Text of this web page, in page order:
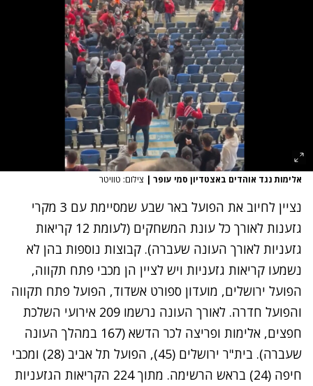
אלימות נגד אוהדים באצטדיון סמי עופר | צילום: טוויטר
נציין לחיוב את הפועל באר שבע שמסיימת עם 3 מקרי
גזענות לאורך כל עונת המשחקים (לעומת 12 קריאות
גזעניות לאורך העונה שעברה). קבוצות נוספות בהן לא
נשמעו קריאות גזעניות ויש לציין הן מכבי פתח תקווה,
הפועל ירושלים, מועדון ספורט אשדוד, הפועל פתח תקווה
והפועל חדרה. לאורך העונה נרשמו 209 אירועי השלכת
חפצים, אלימות ופריצה לכר הדשא (167 במהלך העונה
שעברה). בית"ר ירושלים (45), הפועל תל אביב (28) ומכבי
חיפה (24) בראש הרשימה. מתוך 224 הקריאות הגזעניות